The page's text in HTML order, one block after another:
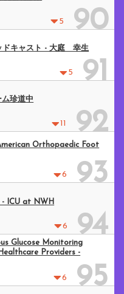
5 90
5 91
ドキャスト - 大庭 幸生
11 92
珍道中
6 93
Orthopaedic Foot
6 94
- ICU at NWH
6 95
Glucose Monitoring
Providers -